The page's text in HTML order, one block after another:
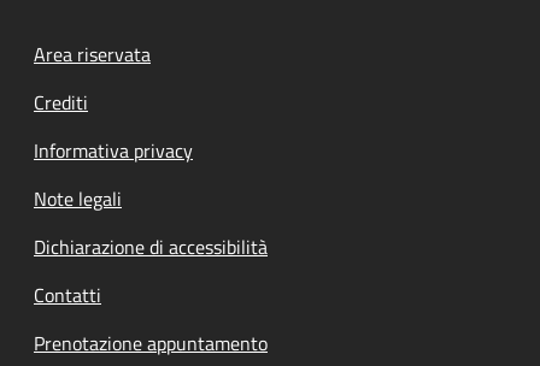
Footer menu
Area riservata
Crediti
Informativa privacy
Note legali
Dichiarazione di accessibilità
Contatti
Prenotazione appuntamento